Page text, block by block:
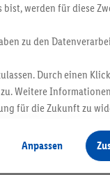
NonFood-Produkte,
werden für diese
zu den
Durch einen
Weitere
für die Zukunft zu
Anpassen